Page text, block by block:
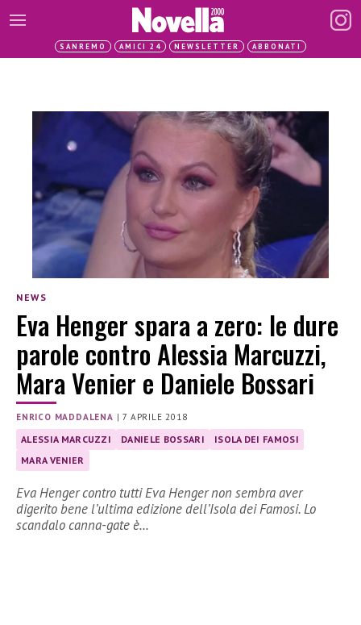
SANREMO AMICI 24 NEWSLETTER ABBONATI
NEWS
Eva Henger spara a zero: le dure
parole contro Alessia Marcuzzi,
Mara Venier e Daniele Bossari
ENRICO MADDALENA |7 APRILE 2018
ALESSIA MARCUZZI DANIELE BOSSARI
ISOLA DEI FAMOSI
MARA VENIER
Eva Henger contro tutti Eva Henger non sembra aver
digerito bene l’ultima edizione dell’Isola dei Famosi. Lo
scandalo canna-gate è…